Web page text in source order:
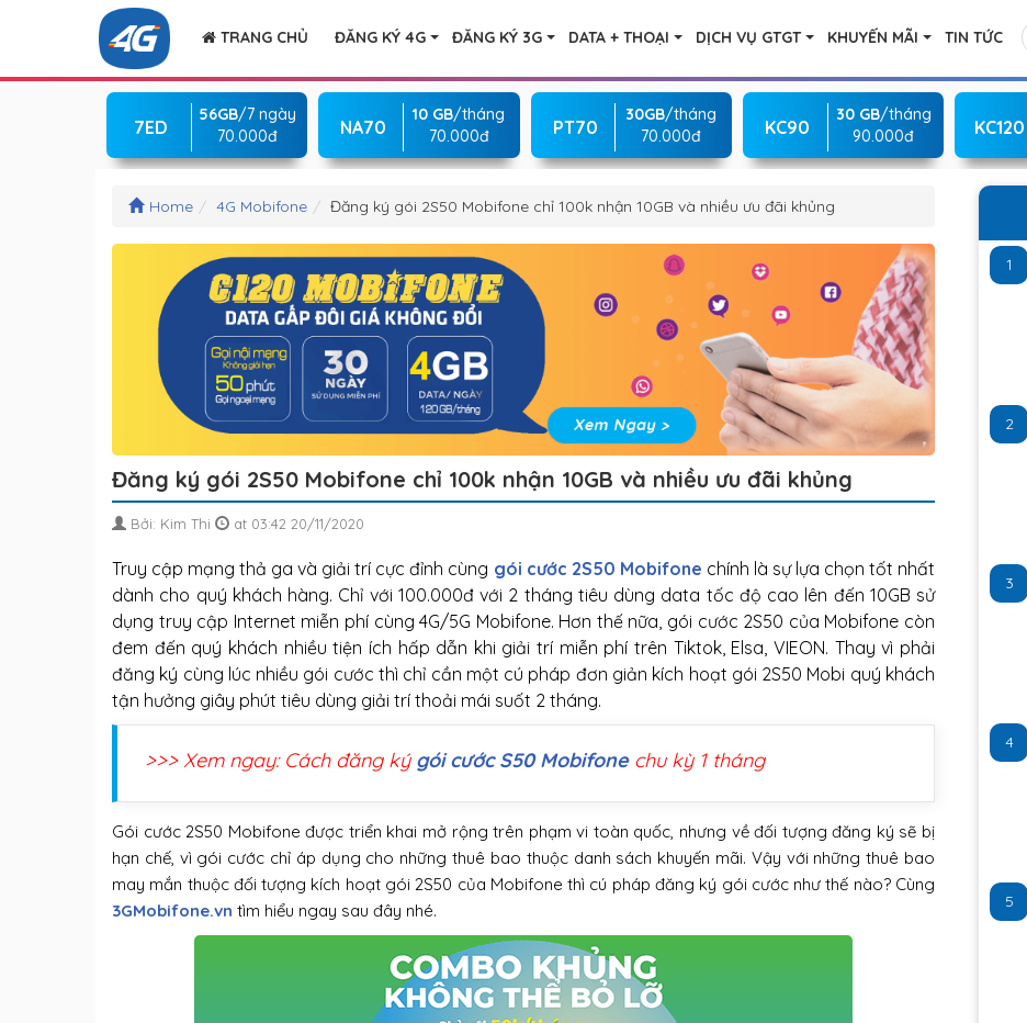
TRANG CHỦ ĐĂNG KÝ 4G ĐĂNG KÝ 3G DATA + THOẠI DỊCH VỤ GTGT KHUYẾN MÃI TIN TỨC
7ED
56GB/7 ngày
70.000đ
NA70
10 GB/tháng
70.000đ
PT70
30GB/tháng
70.000đ
KC90
30 GB/tháng
90.000đ
KC120
Home 4G Mobifone Đăng ký gói 2S50 Mobifone chỉ 100k nhận 10GB và nhiều ưu đãi khủng
Đăng ký gói 2S50 Mobifone chỉ 100k nhận 10GB và nhiều ưu đãi khủng
Bởi: Kim Thi at 03:42 20/11/2020
Truy cập mạng thả ga và giải trí cực đỉnh cùng gói cước 2S50 Mobifone chính là sự lựa chọn tốt nhất
dành cho quý khách hàng. Chỉ với 100.000đ với 2 tháng tiêu dùng data tốc độ cao lên đến 10GB sử
dụng truy cập Internet miễn phí cùng 4G/5G Mobifone. Hơn thế nữa, gói cước 2S50 của Mobifone còn
đem đến quý khách nhiều tiện ích hấp dẫn khi giải trí miễn phí trên Tiktok, Elsa, VIEON. Thay vì phải
đăng ký cùng lúc nhiều gói cước thì chỉ cần một cú pháp đơn giản kích hoạt gói 2S50 Mobi quý khách
tận hưởng giây phút tiêu dùng giải trí thoải mái suốt 2 tháng.
>>> Xem ngay: Cách đăng ký gói cước S50 Mobifonechu kỳ 1 tháng
Gói cước 2S50 Mobifone được triển khai mở rộng trên phạm vi toàn quốc, nhưng về đối tượng đăng ký sẽ bị
hạn chế, vì gói cước chỉ áp dụng cho những thuê bao thuộc danh sách khuyến mãi. Vậy với những thuê bao
may mắn thuộc đối tượng kích hoạt gói 2S50 của Mobifone thì cú pháp đăng ký gói cước như thế nào? Cùng
3GMobifone.vn tìm hiểu ngay sau đây nhé.
1
2
3
4
5